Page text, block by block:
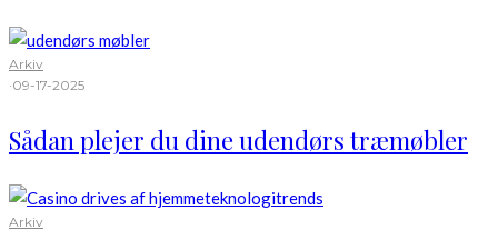
Arkiv
·09-17-2025
Sådan plejer du dine udendørs træmøbler
Arkiv